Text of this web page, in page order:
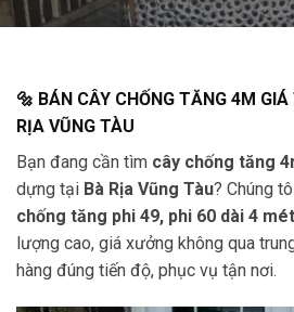
🔩 BÁN CÂY CHỐNG TĂNG 4M
RỊA VŨNG TÀU
Bạn đang cần tìm cây chống tăng
dựng tại Bà Rịa Vũng Tàu? Chúng
chống tăng phi 49, phi 60 dài 4 mét
lượng cao, giá xưởng không qua
hàng đúng tiến độ, phục vụ tận nơi.